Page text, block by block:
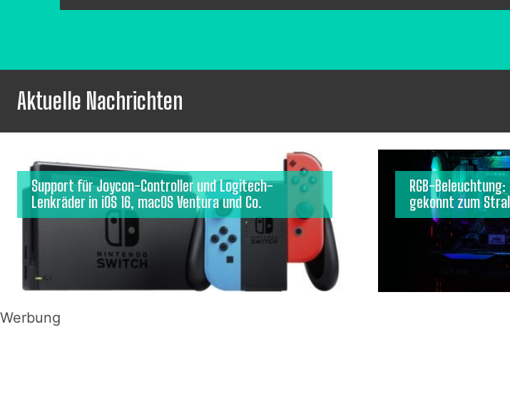
Aktuelle Nachrichten
Support für Joycon-Controller und Logitech-
Lenkräder in iOS 16, macOS Ventura und Co.
RGB-
gekonnt zum
Werbung